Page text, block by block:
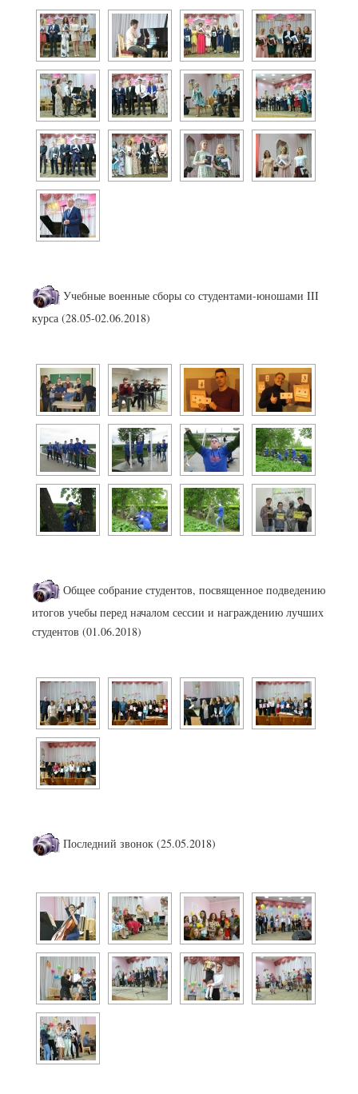
Учебные военные сборы со студентами-юношами III
курса (28.05-02.06.2018)
Общее собрание студентов, посвященное подведению
итогов учебы перед началом сессии и награждению лучших
студентов (01.06.2018)
Последний звонок (25.05.2018)